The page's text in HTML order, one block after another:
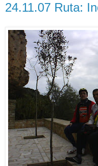
24.11.07 Ruta: